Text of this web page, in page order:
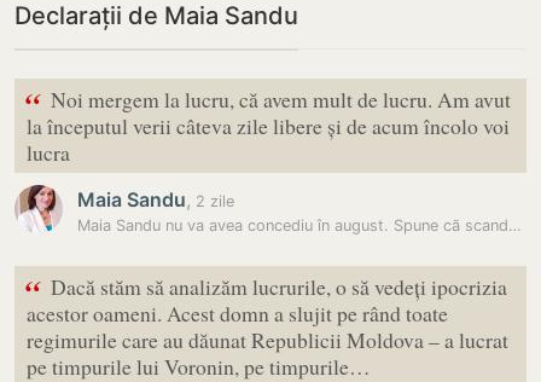
Declarații de Maia Sandu
“ Noi mergem la lucru, că avem mult de lucru. Am avut
la începutul verii câteva zile libere și de acum încolo voi
lucra
Maia Sandu, 2 zile
Maia Sandu nu va avea concediu în august. Spune că scandalul de la…
“ Dacă stăm să analizăm lucrurile, o să vedeți ipocrizia
acestor oameni. Acest domn a slujit pe rând toate
regimurile care au dăunat Republicii Moldova – a lucrat
pe timpurile lui Voronin, pe timpurile…